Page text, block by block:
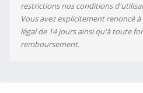
restrictions nos conditions
Vous avez explicitement renoncé
légal de 14 jours ainsi qu'à toute
remboursement.